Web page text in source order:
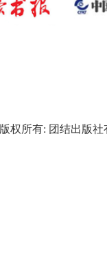
版权所有: 团结出版社